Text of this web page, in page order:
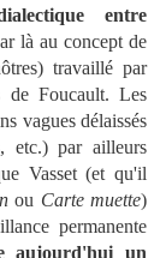
entre
là au concept de
travaillé par
de Foucault. Les
vagues délaissés
etc.) par ailleurs
Vasset (et qu'il
ou Carte muette)
permanente
aujourd'hui un